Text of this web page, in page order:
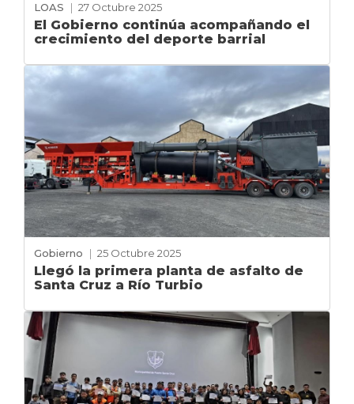
LOAS | 27 Octubre 2025
El Gobierno continúa acompañando el
crecimiento del deporte barrial
Gobierno | 25 Octubre 2025
Llegó la primera planta de asfalto de
Santa Cruz a Río Turbio